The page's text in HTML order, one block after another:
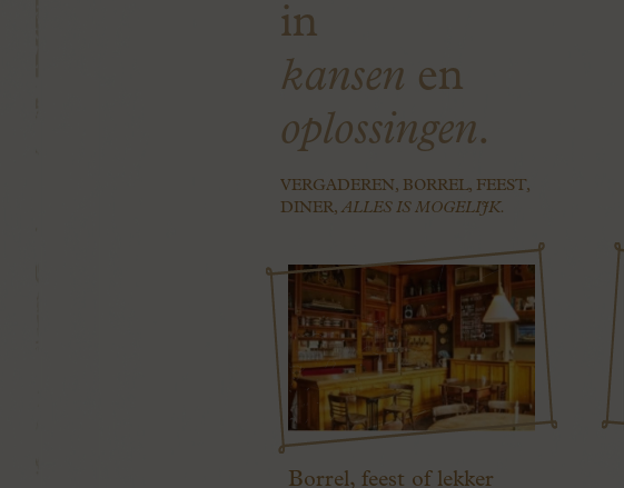
in
kansen en
oplossingen.
VERGADEREN, BORREL, FEEST,
DINER,ALLES IS MOGELIJK.
Borrel, feest of lekker